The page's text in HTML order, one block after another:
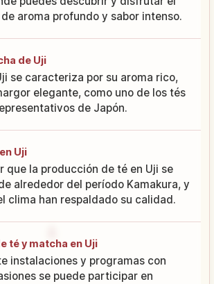
aroma profundo y sabor intenso.
de Uji
se caracteriza por su aroma rico,
elegante, como uno de los tés
de Japón.
Uji
que la producción de té en Uji se
alrededor del período Kamakura, y
clima han respaldado su calidad.
té y matcha en Uji
instalaciones y programas con
se puede participar en